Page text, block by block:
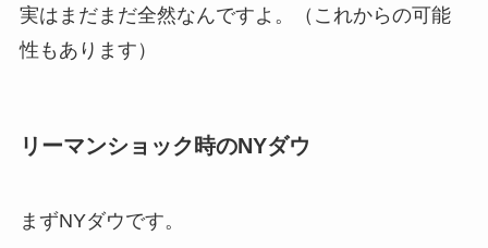
実はまだまだ全然なんですよ。（これからの可能
性もあります）
リーマンショック時のNYダウ
まずNYダウです。